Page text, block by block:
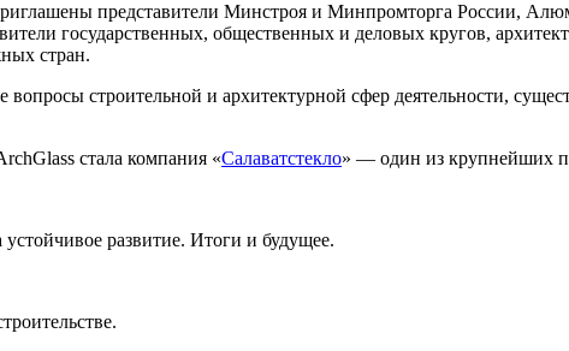
представители Минстроя и Минпромторга России,
государственных, общественных и деловых кругов,
стран.
вопросы строительной и архитектурной сфер деятельности,
стала компания «Салаватстекло» — один из крупнейших
развитие. Итоги и будущее.